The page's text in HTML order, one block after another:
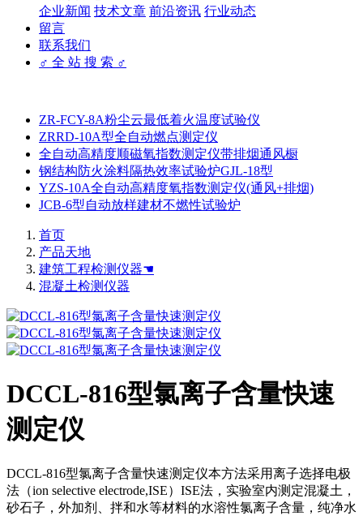
企业新闻 技术文章 前沿资讯 行业动态
留言
联系我们
♂ 全 站 搜 索 ♂
ZR-FCY-8A粉尘云最低着火温度试验仪
ZRRD-10A型全自动燃点测定仪
全自动高精度顺磁氧指数测定仪带排烟通风橱
钢结构防火涂料隔热效率试验炉GJL-18型
YZS-10A全自动高精度氧指数测定仪(通风+排烟)
JCB-6型自动放样建材不燃性试验炉
首页
产品天地
建筑工程检测仪器☚
混凝土检测仪器
DCCL-816型氯离子含量快速
测定仪
DCCL-816型氯离子含量快速测定仪本方法采用离子选择电极
法（ion selective electrode,ISE）ISE法，实验室内测定混凝土，
砂石子，外加剂、拌和水等材料的水溶性氯离子含量，纯净水